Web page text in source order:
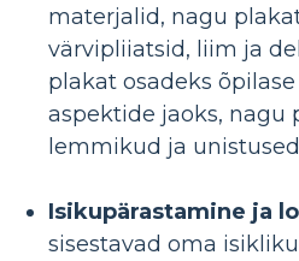
materjalid, nagu
värvipliiatsid, liim ja
plakat osadeks
aspektide jaoks, nagu
lemmikud ja
Isikupärastamine ja
sisestavad oma